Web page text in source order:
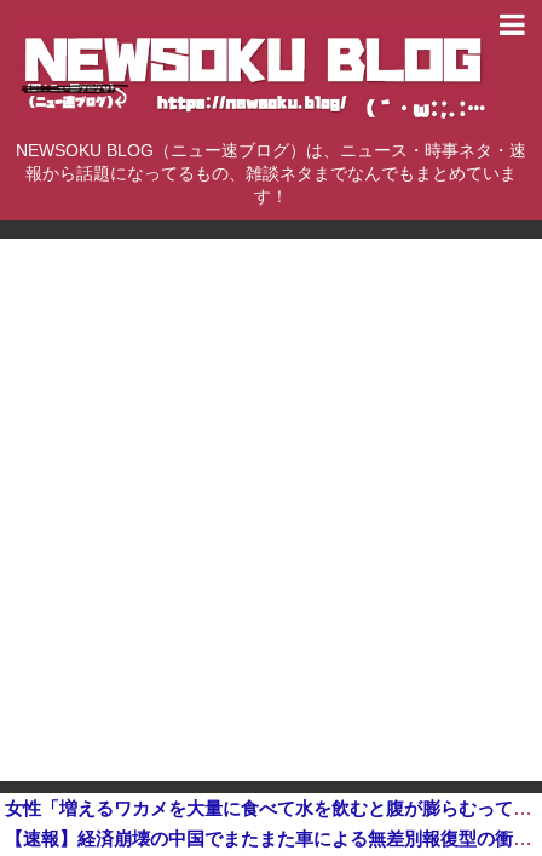
NEWSOKU BLOG（ニュー速ブログ）は、ニュース・時事ネタ・速
報から話題になってるもの、雑談ネタまでなんでもまとめていま
す！
女性「増えるワカメを大量に食べて水を飲むと腹が膨らむって本当？実際にやってみるわ」 → 腹がどんどん膨らんで… うわぁあああああああ
【速報】経済崩壊の中国でまたまた車による無差別報復型の衝突事件が発生、7人死亡9人負傷他